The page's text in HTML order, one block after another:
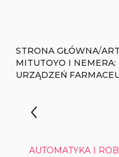
STRONA GŁÓWNA/
MITUTOYO I NEMERA:
URZĄDZEŃ
AUTOMATYKA I